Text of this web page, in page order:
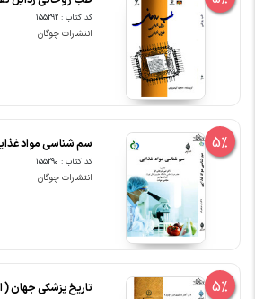
کد کتاب : 155292
انتشارات چوگان
5% سم شناسی مواد
کد کتاب : 155290
انتشارات چوگان
5% تاریخ پزشکی جهان (